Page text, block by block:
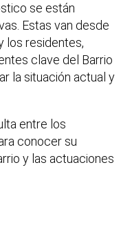
se están
Estas van desde
los residentes,
clave del Barrio
la situación actual y
entre los
conocer su
y las actuaciones